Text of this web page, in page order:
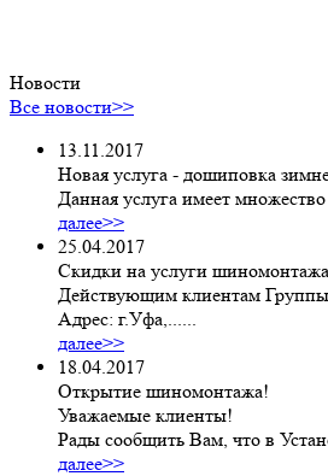
Новости
Все новости>>
13.11.2017
Новая услуга - дошиповка
Данная услуга имеет
далее>>
25.04.2017
Скидки на услуги
Действующим клиентам Группы
Адрес: г.Уфа,......
далее>>
18.04.2017
Открытие шиномонтажа!
Уважаемые клиенты!
Рады сообщить Вам, что в
далее>>